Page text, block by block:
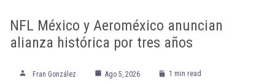
NFL México y Aeroméxico anuncian
alianza histórica por tres años
Fran González Ago 5, 2026 1 min read